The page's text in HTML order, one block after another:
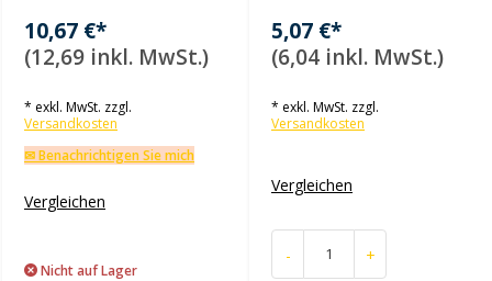
10,67 €*
(12,69 inkl. MwSt.)
* exkl. MwSt. zzgl.
Versandkosten
✉ Benachrichtigen Sie mich
Vergleichen
Nicht auf Lager
5,07 €*
(6,04 inkl. MwSt.)
* exkl. MwSt. zzgl.
Versandkosten
Vergleichen
- +